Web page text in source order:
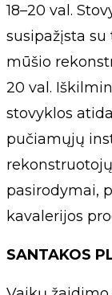
18–20 val.
susipažįsta
mūšio
20 val.
stovyklos
pučiamųjų
pasirodymai,
kavalerijos
SANTAKOS